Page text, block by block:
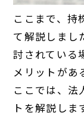
ここまで、持
て解説しまし
討されている
メリットがあ
ここでは、法
トを解説しま